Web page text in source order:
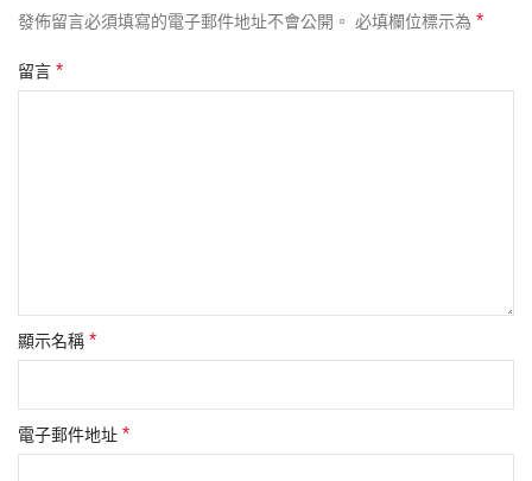
發佈留言必須填寫的電子郵件地址不會公開。 必填欄位標示為 *
留言 *
顯示名稱 *
電子郵件地址 *